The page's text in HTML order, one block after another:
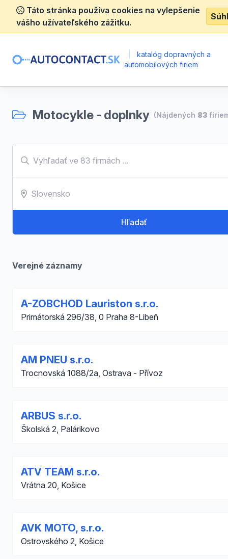
Táto stránka používa cookies na vylepšenie
vášho užívateľského zážitku.
katalóg dopravných a
automobilových firiem
Motocykle - doplnky (Nájdených 83
Hľadať
Verejné záznamy
A-ZOBCHOD Lauriston s.r.o.
Primátorská 296/38, 0 Praha 8-Libeň
AM PNEU s.r.o.
Trocnovská 1088/2a, Ostrava - Přívoz
ARBUS s.r.o.
Školská 2, Palárikovo
ATV TEAM s.r.o.
Vrátna 20, Košice
AVK MOTO, s.r.o.
Ostrovského 2, Košice